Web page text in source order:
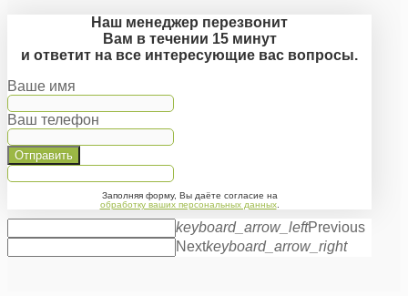
Наш менеджер перезвонит
Вам в течении 15 минут
и ответит на все интересующие вас вопросы.
Ваше имя
Ваш телефон
Отправить
Заполняя форму, Вы даёте согласие на
обработку ваших персональных данных.
keyboard_arrow_leftPrevious
Nextkeyboard_arrow_right